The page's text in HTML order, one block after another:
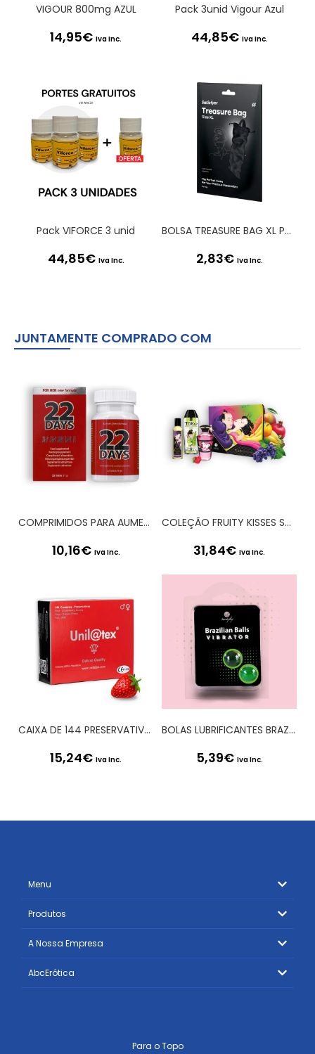
VIGOUR 800mg AZUL
14,95€ Iva Inc.
Pack 3unid Vigour Azul
44,85€ Iva Inc.
Pack VIFORCE 3 unid
44,85€ Iva Inc.
BOLSA TREASURE BAG XL PRETA SATISFYER
2,83€ Iva Inc.
JUNTAMENTE COMPRADO COM
COMPRIMIDOS PARA AUMENTO DO PÉNIS 22 DAYS PENIS EXTENSION SYSTEM
10,16€ Iva Inc.
COLEÇÃO FRUITY KISSES SHUNGA
31,84€ Iva Inc.
CAIXA DE 144 PRESERVATIVOS VERMELHOS MORANGO
15,24€ Iva Inc.
BOLAS LUBRIFICANTES BRAZILIAN BALLS SHOCK EFEITO VIBRADOR 2 x 4GR
5,39€ Iva Inc.
Menu
Produtos
A Nossa Empresa
AbcErótica
Para o Topo